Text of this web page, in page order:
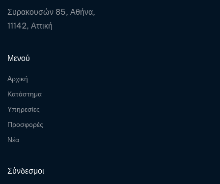
Συρακουσών 85, Αθήνα,
11142, Αττική
Μενού
Αρχική
Κατάστημα
Υπηρεσίες
Προσφορές
Νέα
Σύνδεσμοι